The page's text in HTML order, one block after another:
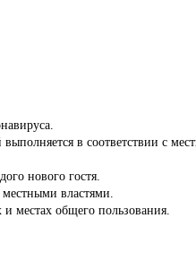
в соответствии с
нового гостя.
властями.
местах общего пользования.